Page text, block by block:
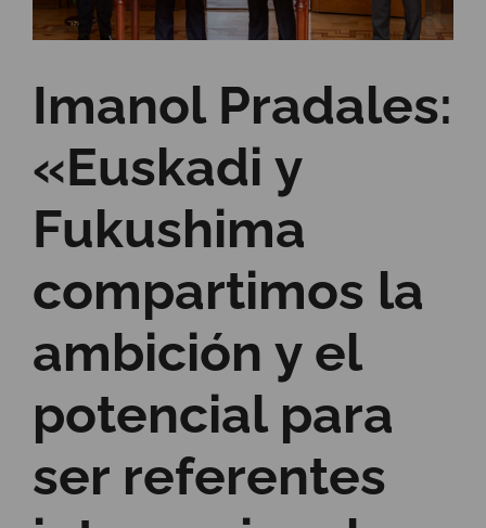
Imanol Pradales:
«Euskadi y
Fukushima
compartimos la
ambición y el
potencial para
ser referentes